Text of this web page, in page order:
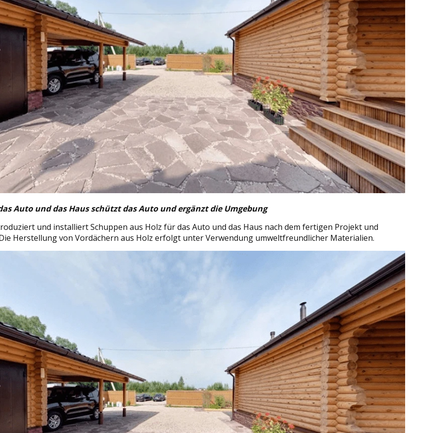
Auto und das Haus schützt das Auto und ergänzt die Umgebung
und installiert Schuppen aus Holz für das Auto und das Haus nach dem fertigen Projekt und
Herstellung von Vordächern aus Holz erfolgt unter Verwendung umweltfreundlicher Materialien.